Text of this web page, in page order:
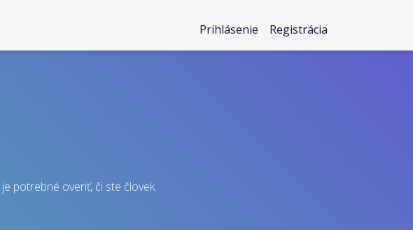
Prihlásenie Registrácia
je potrebné overiť, či ste človek.